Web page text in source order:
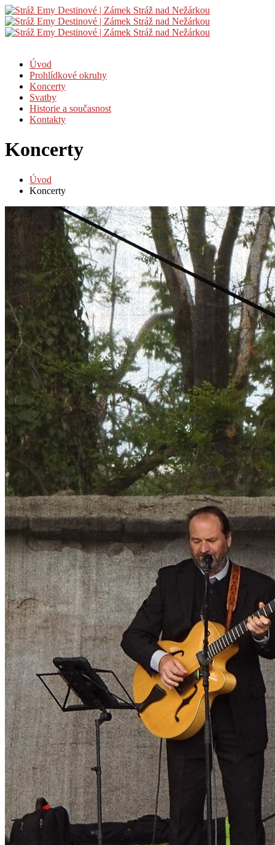
Úvod
Prohlídkové okruhy
Koncerty
Svatby
Historie a současnost
Kontakty
Koncerty
Úvod
Koncerty